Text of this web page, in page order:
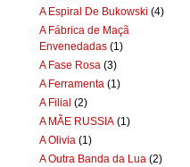
A Espiral De Bukowski (4)
A Fábrica de Maçã
Envenedadas (1)
A Fase Rosa (3)
A Ferramenta (1)
A Filial (2)
A MÃE RUSSIA (1)
A Olivia (1)
A Outra Banda da Lua (2)